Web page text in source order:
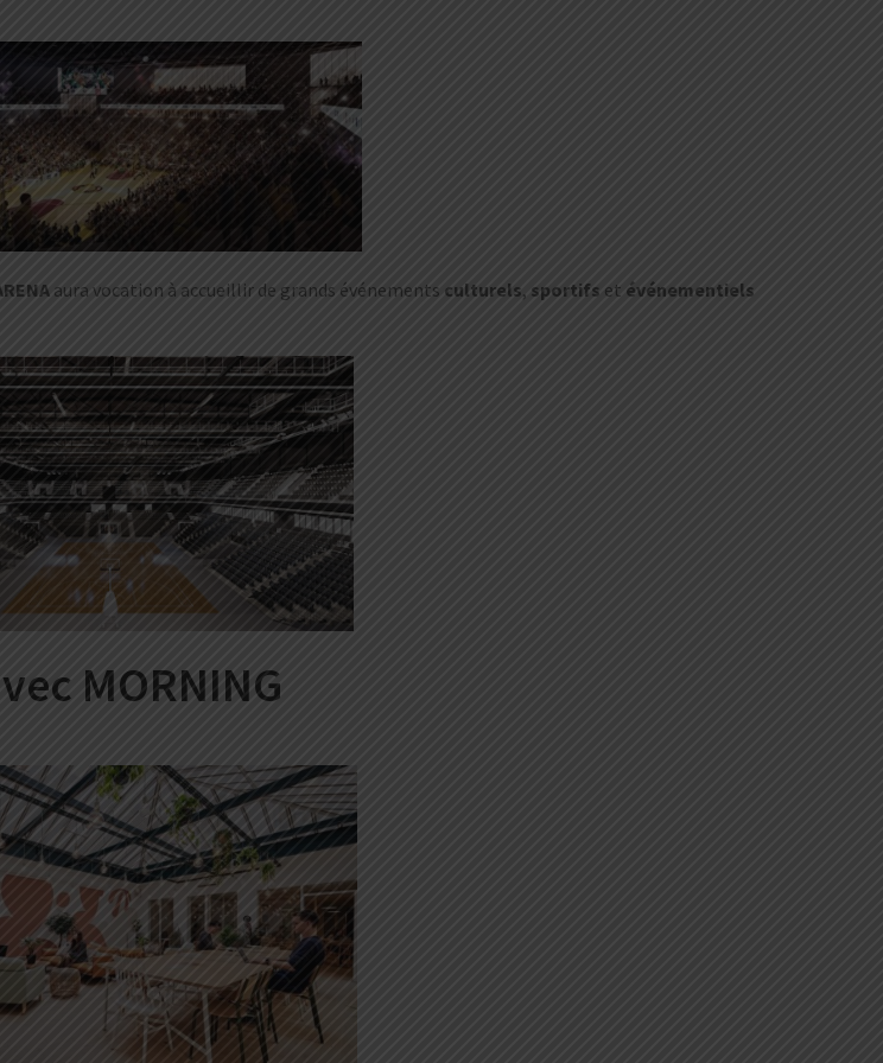
aura vocation à accueillir de grands événements culturels, sportifs et événementiels
MORNING